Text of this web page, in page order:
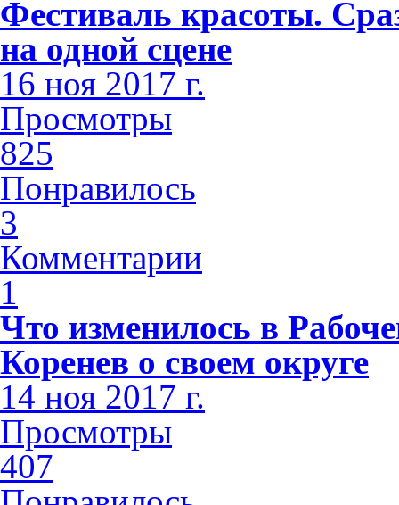
Фестиваль красоты.
на одной сцене
16 ноя 2017 г.
Просмотры
825
Понравилось
3
Комментарии
1
Что изменилось в
Коренев о своем округе
14 ноя 2017 г.
Просмотры
407